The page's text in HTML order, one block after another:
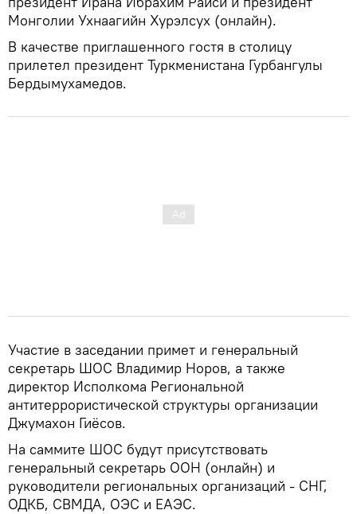
Монголии Ухнаагийн Хурэлсух (онлайн).
В качестве приглашенного гостя в столицу
прилетел президент Туркменистана Гурбангулы
Бердымухамедов.
Участие в заседании примет и генеральный
секретарь ШОС Владимир Норов, а также
директор Исполкома Региональной
антитеррористической структуры организации
Джумахон Гиёсов.
На саммите ШОС будут присутствовать
генеральный секретарь ООН (онлайн) и
руководители региональных организаций - СНГ,
ОДКБ, СВМДА, ОЭС и ЕАЭС.